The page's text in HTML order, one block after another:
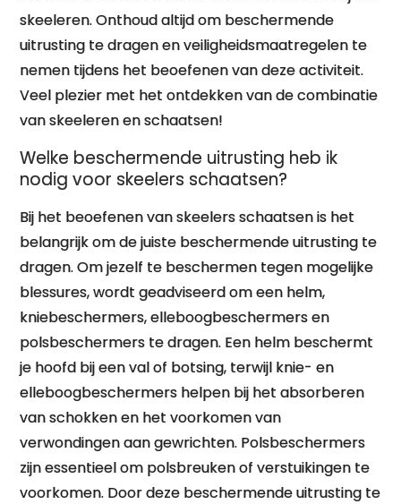
skeeleren. Onthoud altijd om beschermende
uitrusting te dragen en veiligheidsmaatregelen te
nemen tijdens het beoefenen van deze activiteit.
Veel plezier met het ontdekken van de combinatie
van skeeleren en schaatsen!
Welke beschermende uitrusting heb ik
nodig voor skeelers schaatsen?
Bij het beoefenen van skeelers schaatsen is het
belangrijk om de juiste beschermende uitrusting te
dragen. Om jezelf te beschermen tegen mogelijke
blessures, wordt geadviseerd om een helm,
kniebeschermers, elleboogbeschermers en
polsbeschermers te dragen. Een helm beschermt
je hoofd bij een val of botsing, terwijl knie- en
elleboogbeschermers helpen bij het absorberen
van schokken en het voorkomen van
verwondingen aan gewrichten. Polsbeschermers
zijn essentieel om polsbreuken of verstuikingen te
voorkomen. Door deze beschermende uitrusting te